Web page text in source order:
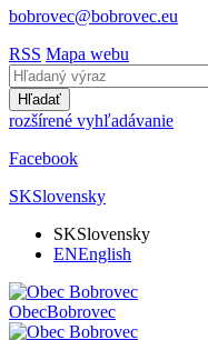
bobrovec@bobrovec.eu
RSS Mapa webu
Hľadať
rozšírené vyhľadávanie
Facebook
SKSlovensky
SKSlovensky
ENEnglish
ObecBobrovec